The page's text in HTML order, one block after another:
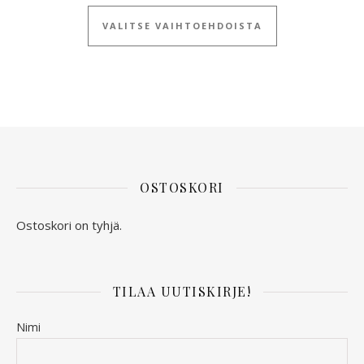
VALITSE VAIHTOEHDOISTA
Tällä tuotteella
OSTOSKORI
Ostoskori on tyhjä.
TILAA UUTISKIRJE!
Nimi